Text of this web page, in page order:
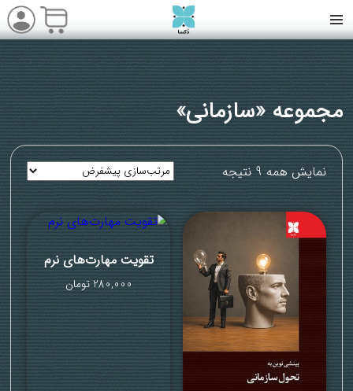
مجموعه «سازمانی»
نمایش همه 9 نتیجه
تقویت مهارت‌های نرم
280,000تومان